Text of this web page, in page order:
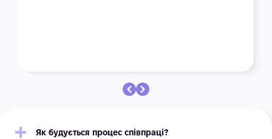
Як будується процес співпраці?